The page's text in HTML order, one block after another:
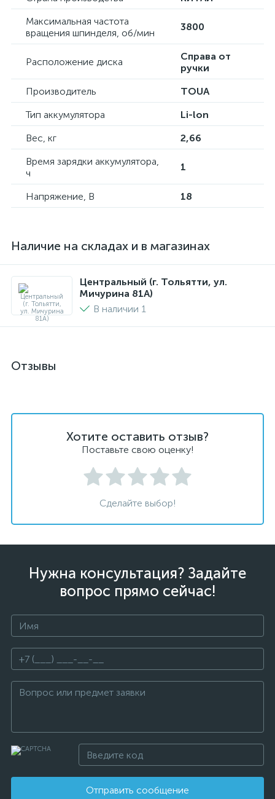
Максимальная частота
вращения шпинделя, об/мин
3800
Расположение диска
Справа от
ручки
Производитель
TOUA
Тип аккумулятора
Li-lon
Вес, кг
2,66
Время зарядки аккумулятора,
ч
1
Напряжение, В 18
Наличие на складах и в магазинах
Центральный (г. Тольятти, ул.
Мичурина 81А)
В наличии 1
Отзывы
Хотите оставить отзыв?
Поставьте свою оценку!
Сделайте выбор!
Нужна консультация? Задайте
вопрос прямо сейчас!
Отправить сообщение